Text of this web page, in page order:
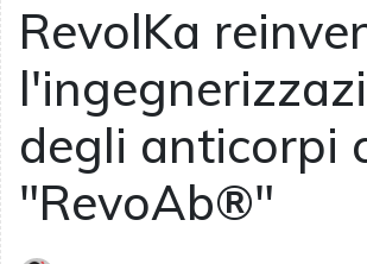
RevolKa
degli anticorpi
"RevoAb®"